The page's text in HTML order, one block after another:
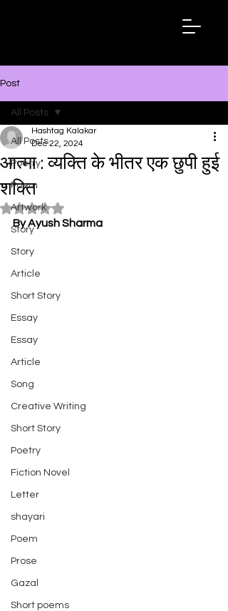
Post
All Posts
Poetry
Poem
Artwork
Story
Story
Article
Short Story
Essay
Essay
Article
Song
Creative Writing
Short Story
Poetry
Fiction Novel
Letter
shayari
Poem
Prose
Gazal
Short poems
All Posts
आत्मा : व्यक्ति के भीतर एक छुपी हुई
शक्ति
Hashtag Kalakar
Dec 22, 2024
Rated NaN out of 5 stars.
By Ayush Sharma